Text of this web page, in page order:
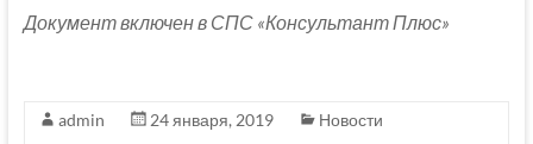
Документ включен в СПС «Консультант Плюс»
admin 24 января, 2019
Новости